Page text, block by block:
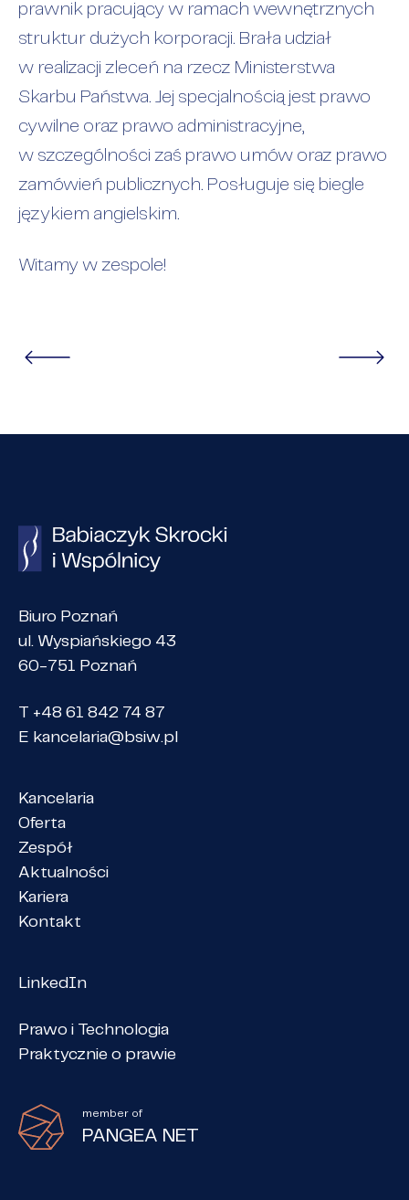
prawnik pracujący w ramach wewnętrznych
struktur dużych korporacji. Brała udział
w realizacji zleceń na rzecz Ministerstwa
Skarbu Państwa. Jej specjalnością jest prawo
cywilne oraz prawo administracyjne,
w szczególności zaś prawo umów oraz prawo
zamówień publicznych. Posługuje się biegle
językiem angielskim.
Witamy w zespole!
Biuro Poznań
ul. Wyspiańskiego 43
60-751 Poznań
T +48 61 842 74 87
E kancelaria@bsiw.pl
Kancelaria
Oferta
Zespół
Aktualności
Kariera
Kontakt
LinkedIn
Prawo i Technologia
Praktycznie o prawie
member of
PANGEA NET